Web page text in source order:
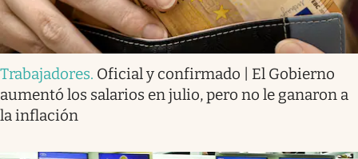
Trabajadores. Oficial y confirmado | El Gobierno
aumentó los salarios en julio, pero no le ganaron a
la inflación